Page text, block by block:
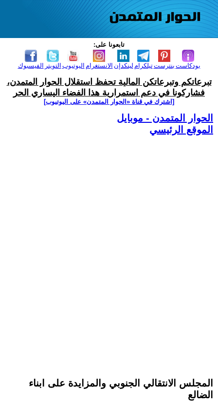
تابعونا على:
الفيسبوك التويتر اليوتيوب الانستغرام لينكدإن تيلكرامبنترست بودكاست
تبرعاتكم وتبرعاتكن المالية تحفظ استقلال الحوار المتمدن،
فشاركونا في دعم استمرارية هذا الفضاء اليساري الحر
[اشترك في قناة ‫«الحوار المتمدن» على اليوتيوب]
الحوار المتمدن - موبايل
الموقع الرئيسي
المجلس الانتقالي الجنوبي والمزايدة على ابناء
الضالع